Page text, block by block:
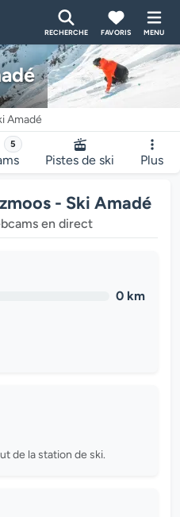
RECHERCHE FAVORIS MENU
Amadé
5
Pistes de ski Plus
- Ski Amadé
en direct
0 km
de la station de ski.